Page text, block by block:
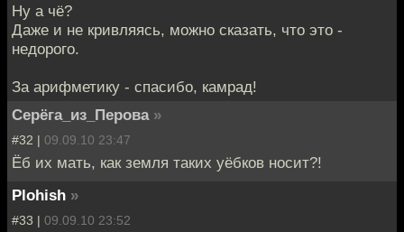
Ну а чё?
Даже и не кривляясь, можно сказать, что это -
недорого.
За арифметику - спасибо, камрад!
Серёга_из_Перова »
#32 | 09.09.10 23:47
Ёб их мать, как земля таких уёбков носит?!
Plohish »
#33 | 09.09.10 23:52